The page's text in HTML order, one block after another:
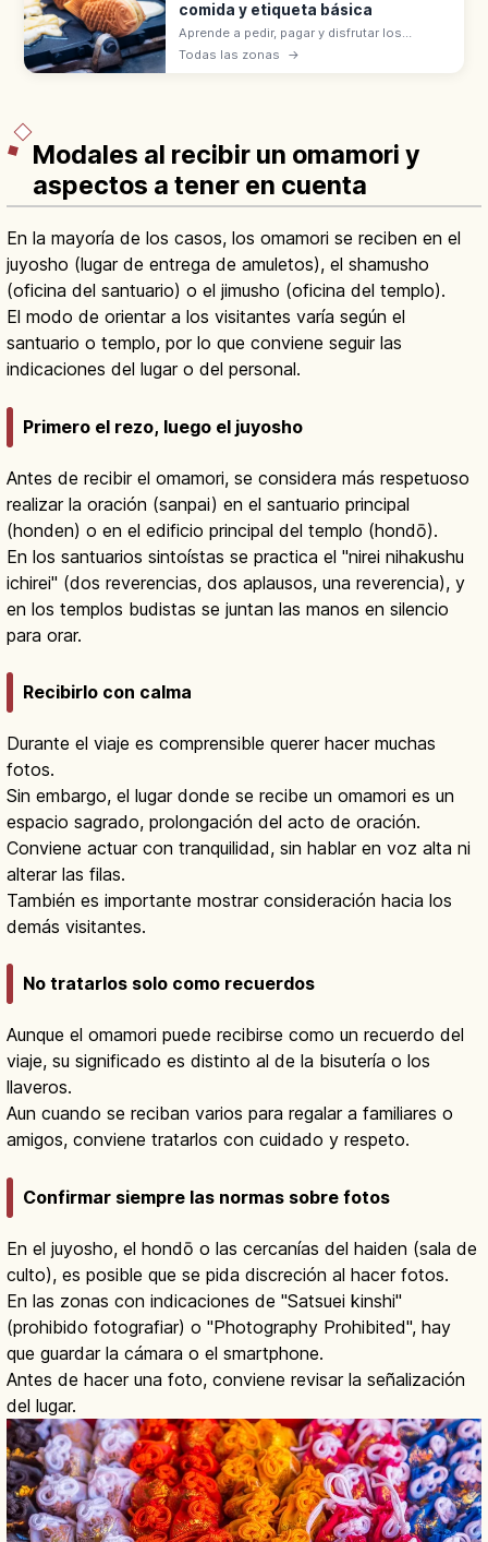
comida y etiqueta básica
Aprende a pedir, pagar y disfrutar los
puestos de comida en los matsuri de
Todas las zonas →
Modales al recibir un omamori y
aspectos a tener en cuenta
En la mayoría de los casos, los omamori se reciben en el
juyosho (lugar de entrega de amuletos), el shamusho
(oficina del santuario) o el jimusho (oficina del templo).
El modo de orientar a los visitantes varía según el
santuario o templo, por lo que conviene seguir las
indicaciones del lugar o del personal.
Primero el rezo, luego el juyosho
Antes de recibir el omamori, se considera más respetuoso
realizar la oración (sanpai) en el santuario principal
(honden) o en el edificio principal del templo (hondō).
En los santuarios sintoístas se practica el "nirei nihakushu
ichirei" (dos reverencias, dos aplausos, una reverencia), y
en los templos budistas se juntan las manos en silencio
para orar.
Recibirlo con calma
Durante el viaje es comprensible querer hacer muchas
fotos.
Sin embargo, el lugar donde se recibe un omamori es un
espacio sagrado, prolongación del acto de oración.
Conviene actuar con tranquilidad, sin hablar en voz alta ni
alterar las filas.
También es importante mostrar consideración hacia los
demás visitantes.
No tratarlos solo como recuerdos
Aunque el omamori puede recibirse como un recuerdo del
viaje, su significado es distinto al de la bisutería o los
llaveros.
Aun cuando se reciban varios para regalar a familiares o
amigos, conviene tratarlos con cuidado y respeto.
Confirmar siempre las normas sobre fotos
En el juyosho, el hondō o las cercanías del haiden (sala de
culto), es posible que se pida discreción al hacer fotos.
En las zonas con indicaciones de "Satsuei kinshi"
(prohibido fotografiar) o "Photography Prohibited", hay
que guardar la cámara o el smartphone.
Antes de hacer una foto, conviene revisar la señalización
del lugar.